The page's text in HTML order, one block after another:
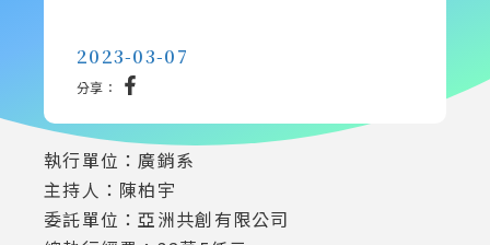
2023-03-07
分享：
執行單位：廣銷系
主持人：陳柏宇
委託單位：亞洲共創有限公司